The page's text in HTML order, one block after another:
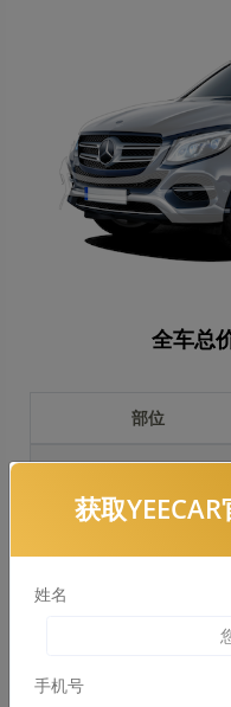
全车总
部位
前保险杠
引擎盖
获取
姓名
手机号